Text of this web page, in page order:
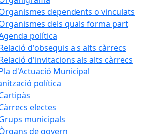
Organismes dependents o vinculats
Organismes dels quals forma part
política
Relació d'obsequis als alts càrrecs
Relació d'invitacions als alts càrrecs
Pla d'Actuació Municipal
política
Cartipàs
Càrrecs electes
Grups municipals
Òrgans de govern